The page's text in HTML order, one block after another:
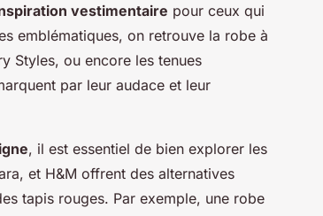
vestimentaire pour ceux qui
emblématiques, on retrouve la robe à
Styles, ou encore les tenues
par leur audace et leur
, il est essentiel de bien explorer les
et H&M offrent des alternatives
tapis rouges. Par exemple, une robe